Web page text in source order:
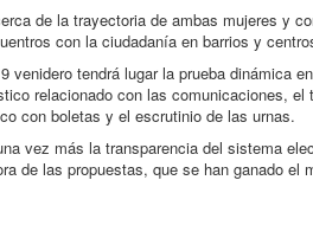
de la trayectoria de ambas mujeres y
con la ciudadanía en barrios y
venidero tendrá lugar la prueba dinámica
relacionado con las comunicaciones, el
con boletas y el escrutinio de las urnas.
vez más la transparencia del sistema
de las propuestas, que se han ganado el